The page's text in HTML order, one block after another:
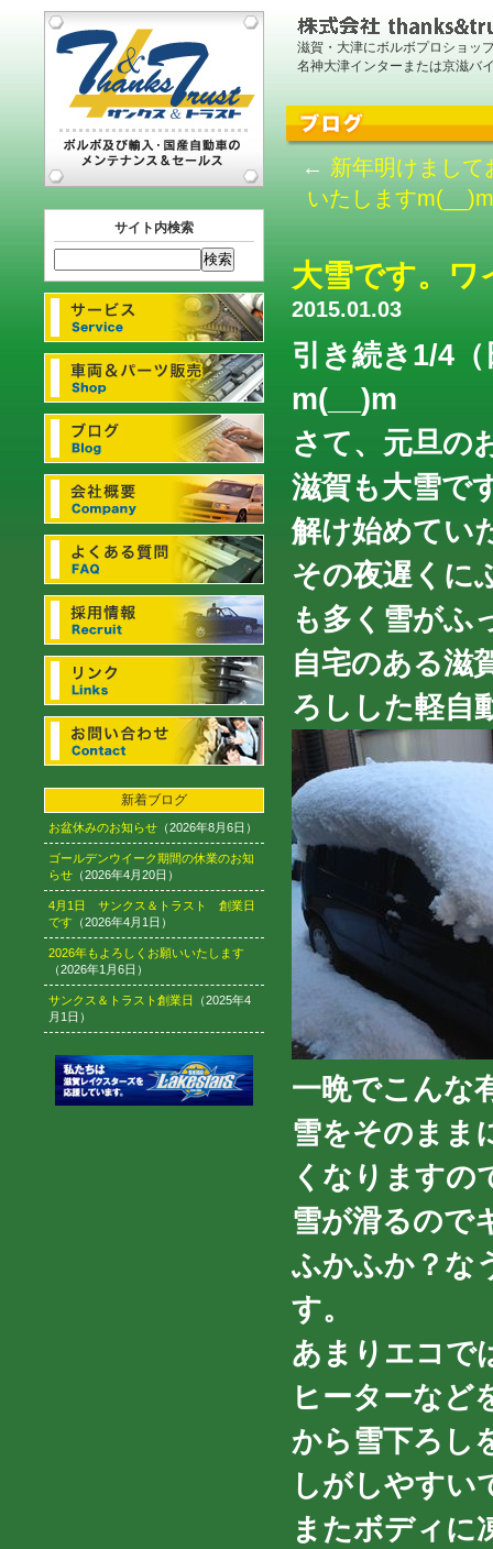
滋賀・大津にボルボプロショッ
名神大津インターまたは京滋バ
サイト内検索
新着ブログ
お盆休みのお知らせ （2026年8月6日）
ゴールデンウイーク期間の休業のお知
らせ （2026年4月20日）
4月1日 サンクス＆トラスト 創業日
です （2026年4月1日）
2026年もよろしくお願いいたします
（2026年1月6日）
サンクス＆トラスト創業日
（2025年4
月1日）
← 新年明けまし
いたしますm(__)m
大雪です。ワ
2015.01.03
引き続き1/4
m(__)m
さて、元旦の
滋賀も大雪で
解け始めてい
その夜遅くに
も多く雪がふ
自宅のある滋
ろしした軽自
一晩でこんな
雪をそのまま
くなりますの
雪が滑るので
ふかふか？な
す。
あまりエコで
ヒーターなど
から雪下ろし
しがしやすい
またボディに